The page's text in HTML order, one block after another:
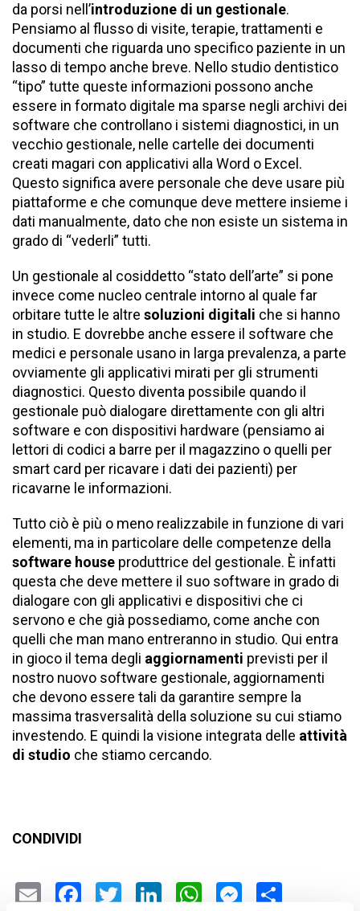
da porsi nell’introduzione di un gestionale.
Pensiamo al flusso di visite, terapie, trattamenti e
documenti che riguarda uno specifico paziente in un
lasso di tempo anche breve. Nello studio dentistico
“tipo” tutte queste informazioni possono anche
essere in formato digitale ma sparse negli archivi dei
software che controllano i sistemi diagnostici, in un
vecchio gestionale, nelle cartelle dei documenti
creati magari con applicativi alla Word o Excel.
Questo significa avere personale che deve usare più
piattaforme e che comunque deve mettere insieme i
dati manualmente, dato che non esiste un sistema in
grado di “vederli” tutti.
Un gestionale al cosiddetto “stato dell’arte” si pone
invece come nucleo centrale intorno al quale far
orbitare tutte le altre soluzioni digitali che si hanno
in studio. E dovrebbe anche essere il software che
medici e personale usano in larga prevalenza, a parte
ovviamente gli applicativi mirati per gli strumenti
diagnostici. Questo diventa possibile quando il
gestionale può dialogare direttamente con gli altri
software e con dispositivi hardware (pensiamo ai
lettori di codici a barre per il magazzino o quelli per
smart card per ricavare i dati dei pazienti) per
ricavarne le informazioni.
Tutto ciò è più o meno realizzabile in funzione di vari
elementi, ma in particolare delle competenze della
software house produttrice del gestionale. È infatti
questa che deve mettere il suo software in grado di
dialogare con gli applicativi e dispositivi che ci
servono e che già possediamo, come anche con
quelli che man mano entreranno in studio. Qui entra
in gioco il tema degli aggiornamenti previsti per il
nostro nuovo software gestionale, aggiornamenti
che devono essere tali da garantire sempre la
massima trasversalità della soluzione su cui stiamo
investendo. E quindi la visione integrata delle attività
di studio che stiamo cercando.
CONDIVIDI
EmailFacebook
TwitterLinkedInWhatsApp